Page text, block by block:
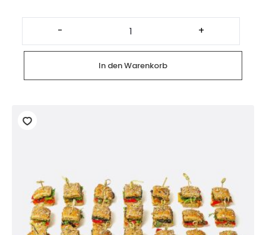
-
Platte
mit
halben
belegten
Baguettes
(12
Stück)
Menge
+
In den Warenkorb